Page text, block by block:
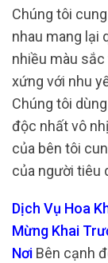
Chúng tôi
nhau mang lại
nhiều màu
xứng với nhu
Chúng tôi
độc nhất vô
của bên tôi
của người tiêu
Dịch Vụ Hoa
Mừng Khai
Nơi Bên cạnh